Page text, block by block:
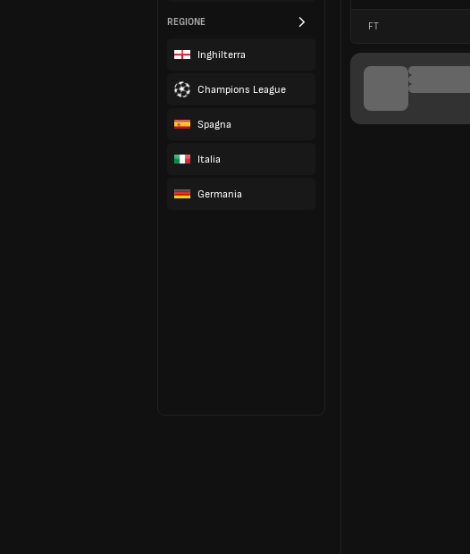
REGIONE
Inghilterra
Champions League
Spagna
Italia
Germania
FT